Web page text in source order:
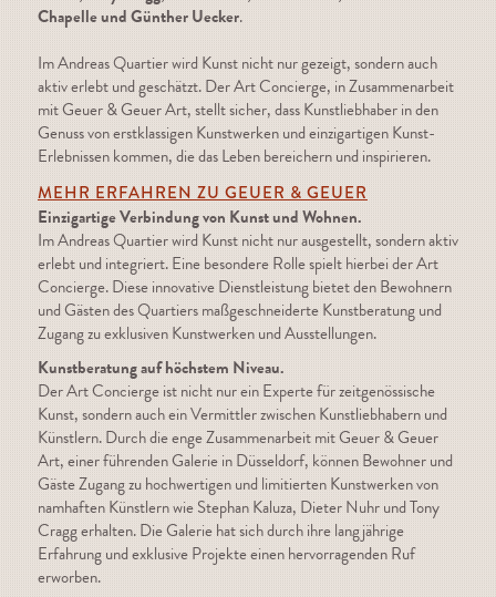
Chapelle und Günther Uecker.
Im Andreas Quartier wird Kunst nicht nur gezeigt, sondern auch
aktiv erlebt und geschätzt. Der Art Concierge, in Zusammenarbeit
mit Geuer & Geuer Art, stellt sicher, dass Kunstliebhaber in den
Genuss von erstklassigen Kunstwerken und einzigartigen Kunst-
Erlebnissen kommen, die das Leben bereichern und inspirieren.
MEHR ERFAHREN ZU GEUER & GEUER
Einzigartige Verbindung von Kunst und Wohnen.
Im Andreas Quartier wird Kunst nicht nur ausgestellt, sondern aktiv
erlebt und integriert. Eine besondere Rolle spielt hierbei der Art
Concierge. Diese innovative Dienstleistung bietet den Bewohnern
und Gästen des Quartiers maßgeschneiderte Kunstberatung und
Zugang zu exklusiven Kunstwerken und Ausstellungen.
Kunstberatung auf höchstem Niveau.
Der Art Concierge ist nicht nur ein Experte für zeitgenössische
Kunst, sondern auch ein Vermittler zwischen Kunstliebhabern und
Künstlern. Durch die enge Zusammenarbeit mit Geuer & Geuer
Art, einer führenden Galerie in Düsseldorf, können Bewohner und
Gäste Zugang zu hochwertigen und limitierten Kunstwerken von
namhaften Künstlern wie Stephan Kaluza, Dieter Nuhr und Tony
Cragg erhalten. Die Galerie hat sich durch ihre langjährige
Erfahrung und exklusive Projekte einen hervorragenden Ruf
erworben.